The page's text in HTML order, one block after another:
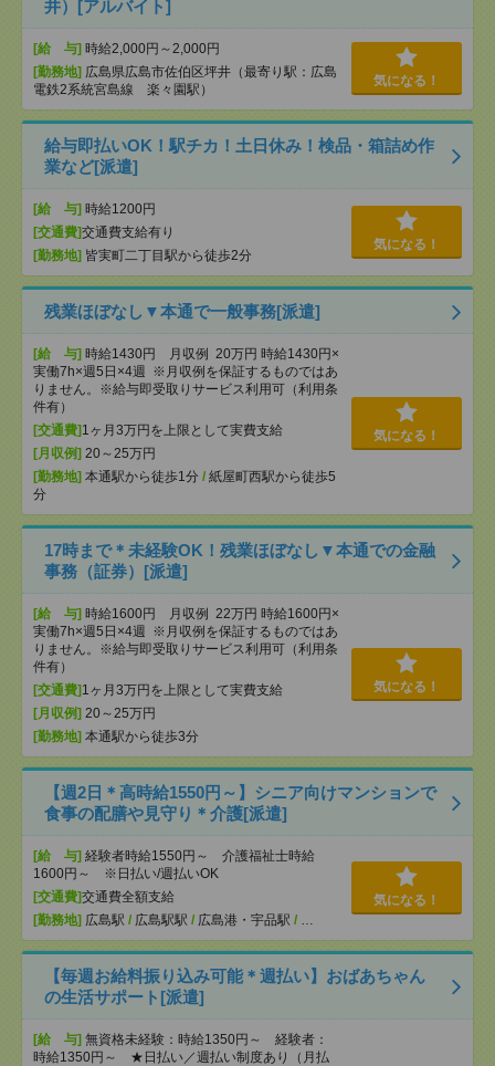
井）[アルバイト]
[給 与] 時給2,000円～2,000円
[勤務地] 広島県広島市佐伯区坪井（最寄り駅：広島
電鉄2系統宮島線 楽々園駅）
気になる！
給与即払いOK！駅チカ！土日休み！検品・箱詰め作
業など[派遣]
[給 与] 時給1200円
[交通費]交通費支給有り
[勤務地] 皆実町二丁目駅から徒歩2分
気になる！
残業ほぼなし▼本通で一般事務[派遣]
[給 与] 時給1430円 月収例 20万円 時給1430円×
実働7h×週5日×4週 ※月収例を保証するものではあ
りません。※給与即受取りサービス利用可（利用条
件有）
[交通費] 1ヶ月3万円を上限として実費支給
[月収例] 20～25万円
[勤務地] 本通駅から徒歩1分 / 紙屋町西駅から徒歩5
分
気になる！
17時まで＊未経験OK！残業ほぼなし▼本通での金融
事務（証券）[派遣]
[給 与] 時給1600円 月収例 22万円 時給1600円×
実働7h×週5日×4週 ※月収例を保証するものではあ
りません。※給与即受取りサービス利用可（利用条
件有）
[交通費] 1ヶ月3万円を上限として実費支給
[月収例] 20～25万円
[勤務地] 本通駅から徒歩3分
気になる！
【週2日＊高時給1550円～】シニア向けマンションで
食事の配膳や見守り＊介護[派遣]
[給 与] 経験者時給1550円～ 介護福祉士時給
1600円～ ※日払い/週払いOK
[交通費]交通費全額支給
[勤務地] 広島駅 / 広島駅駅 / 広島港・宇品駅 / …
気になる！
【毎週お給料振り込み可能＊週払い】おばあちゃん
の生活サポート[派遣]
[給 与] 無資格未経験：時給1350円～ 経験者：
時給1350円～ ★日払い／週払い制度あり（月払